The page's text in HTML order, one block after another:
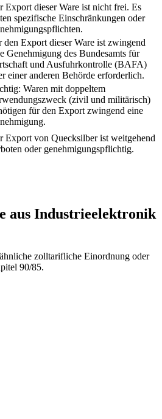
Export dieser Ware ist nicht frei. Es
spezifische Einschränkungen oder
den Export dieser Ware ist zwingend
Genehmigung des Bundesamts für
und Ausfuhrkontrolle (BAFA)
einer anderen Behörde erforderlich.
Waren mit doppeltem
(zivil und militärisch)
für den Export zwingend eine
Export von Quecksilber ist weitgehend
oder genehmigungspflichtig.
aus Industrieelektronik
zolltarifliche Einordnung oder
90/85.